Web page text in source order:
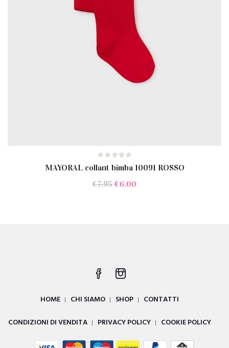
MAYORAL collant bimba 10091 ROSSO
€7.95 Il
€6.00
HOME CHI SIAMO SHOP
CONTATTI
CONDIZIONI DI VENDITA
PRIVACY POLICY COOKIE POLICY